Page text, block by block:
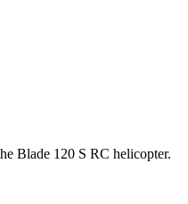
Blade 120 S RC helicopter.